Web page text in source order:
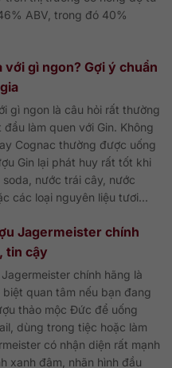
ABV, trong đó 40%
với gì ngon? Gợi ý chuẩn
gì ngon là câu hỏi rất thường
làm quen với Gin. Không
Cognac thường được uống
Gin lại phát huy rất tốt khi
nước trái cây, nước
các loại nguyên liệu tươi...
Jagermeister chính
tin cậy
chính hãng là
quan tâm nếu bạn đang
thảo mộc Đức để uống
dùng trong tiệc hoặc làm
có nhận diện rất mạnh
xanh đậm, nhãn hình đầu